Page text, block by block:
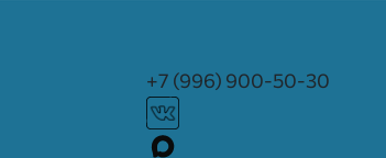
+7 (996) 900-50-30